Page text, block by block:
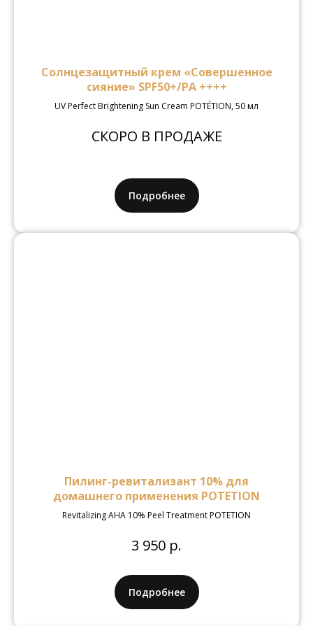
Солнцезащитный крем «Совершенное
сияние» SPF50+/PA ++++
UV Perfect Brightening Sun Cream POTÉTION, 50 мл
СКОРО В ПРОДАЖЕ
Подробнее
Пилинг-ревитализант 10% для
домашнего применения POTETION
Revitalizing AHA 10% Peel Treatment POTETION
3 950 р.
Подробнее